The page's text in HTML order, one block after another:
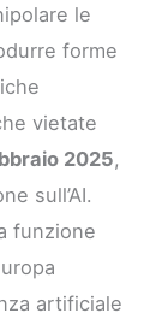
le
forme
vietate
2025,
sull’AI.
funzione
artificiale